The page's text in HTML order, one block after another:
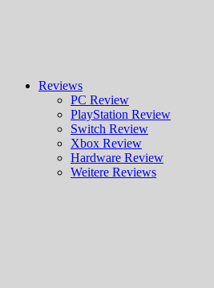
Reviews
PC Review
PlayStation Review
Switch Review
Xbox Review
Hardware Review
Weitere Reviews